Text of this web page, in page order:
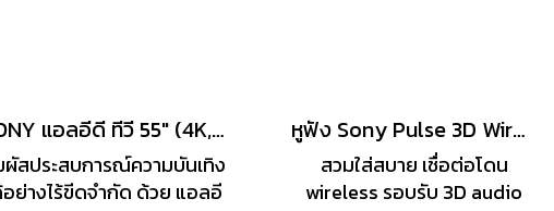
SONY แอลอีดี ทีวี 55" (4K, Google TV) รุ่น KD-55X85J
สประสบการณ์ความบันเทิง
ย่างไร้ขีดจำกัด ด้วย แอลอี
หูฟัง Sony Pulse 3D Wireless Headset PS5 Grey Camouflage
สวมใส่สบาย เชื่อต่อโดน
wireless รอบรับ 3D audio